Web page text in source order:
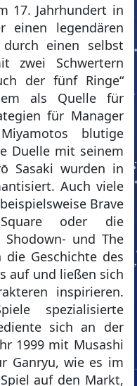
17. Jahrhundert in
einen legendären
einen selbst
zwei Schwertern
der fünf Ringe“
als Quelle für
für Manager
blutige
Duelle mit seinem
Sasaki wurden in
Auch viele
Brave
oder die
Shodown- und The
die Geschichte des
auf und ließen sich
inspirieren.
spezialisierte
sich an der
1999 mit Musashi
Ganryu, wie es im
auf den Markt,